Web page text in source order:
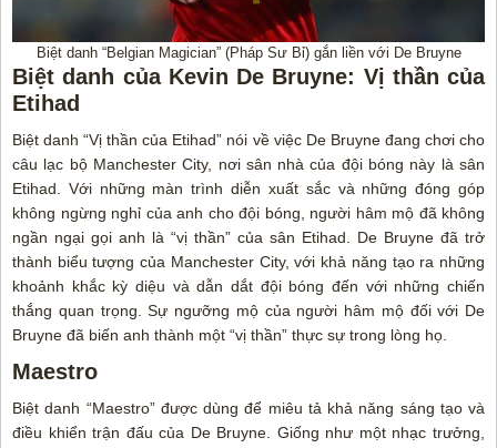
Biệt danh “Belgian Magician” (Pháp Sư Bỉ) gắn liền với De Bruyne
Biệt danh của Kevin De Bruyne: Vị thần của
Etihad
Biệt danh “Vị thần của Etihad” nói về việc De Bruyne đang chơi cho
câu lạc bộ Manchester City, nơi sân nhà của đội bóng này là sân
Etihad. Với những màn trình diễn xuất sắc và những đóng góp
không ngừng nghỉ của anh cho đội bóng, người hâm mộ đã không
ngần ngại gọi anh là “vị thần” của sân Etihad. De Bruyne đã trở
thành biểu tượng của Manchester City, với khả năng tạo ra những
khoảnh khắc kỳ diệu và dẫn dắt đội bóng đến với những chiến
thắng quan trọng. Sự ngưỡng mộ của người hâm mộ đối với De
Bruyne đã biến anh thành một “vị thần” thực sự trong lòng họ.
Maestro
Biệt danh “Maestro” được dùng để miêu tả khả năng sáng tạo và
điều khiển trận đấu của De Bruyne. Giống như một nhạc trưởng,